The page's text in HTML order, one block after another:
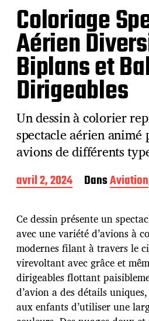
Coloriage
Aérien
Biplans et
Dirigeables
Un dessin à colorier
spectacle aérien
avions de différents
D
a
e
d
e
p
u
b
l
i
c
avril 2, 2024 DansAviation
Ce dessin présente un
avec une variété d’avions à
modernes filant à travers le
virevoltant avec grâce et
dirigeables flottant
d’avion a des détails
aux enfants d’utiliser une